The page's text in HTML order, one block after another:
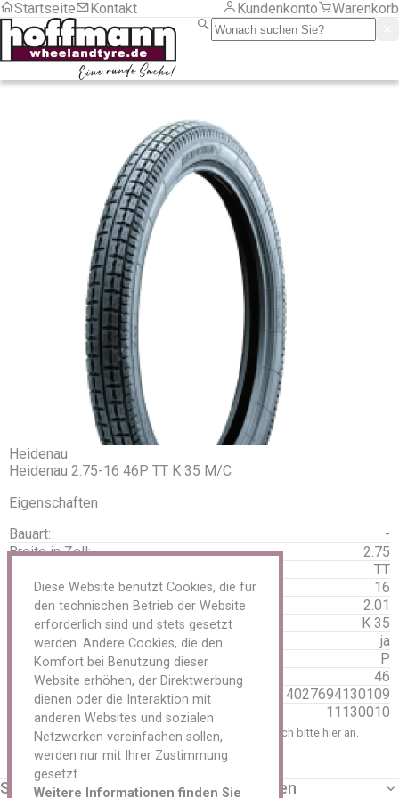
Startseite Kontakt Kundenkonto Warenkorb
LKW
Motorrad
PKW
Sackkarre/ Anhänger
Serviceartikel
Chemische Produkte
Druckluft und Reifenfüller
Aluminiumfelgen
Montagehilfsmittel
Programmiergeräte
Sensoren Gummi
Sensoren Metal
Reparaturmaterial LKW / AS / EM
Reparaturmaterial PKW
Reparaturmaterial Schläuche
Schneeketten
Transport/ Lagerung
Tyran/ O-Ring
Ventilverlängerung
Vulkanisiergeräte und Zubehör
Werkzeuge und Werkstattbedarf
Felgen
Zubehör
Aluminium
Anhänger
Stahl
Tieflader
Oldtimer
Reifen
Schläuche
Heidenau
Heidenau 2.75-16 46P TT K 35 M/C
Eigenschaften
Bauart:
-
Breite in Zoll:
2.75
TT
Durchmesser:
16
Gewicht:
2.01
Profil:
K 35
Run On Flat:
ja
Speedindex:
P
Speedindex 2:
46
EAN
4027694130109
HSN
11130010
Um Preise einzusehen und zu bestellen, melden Sie sich bitte hier an.
zurück
Service Unternehmen
Diese Website benutzt Cookies, die für
den technischen Betrieb der Website
erforderlich sind und stets gesetzt
werden. Andere Cookies, die den
Komfort bei Benutzung dieser
Website erhöhen, der Direktwerbung
dienen oder die Interaktion mit
anderen Websites und sozialen
Netzwerken vereinfachen sollen,
werden nur mit Ihrer Zustimmung
gesetzt.
Weitere Informationen finden Sie